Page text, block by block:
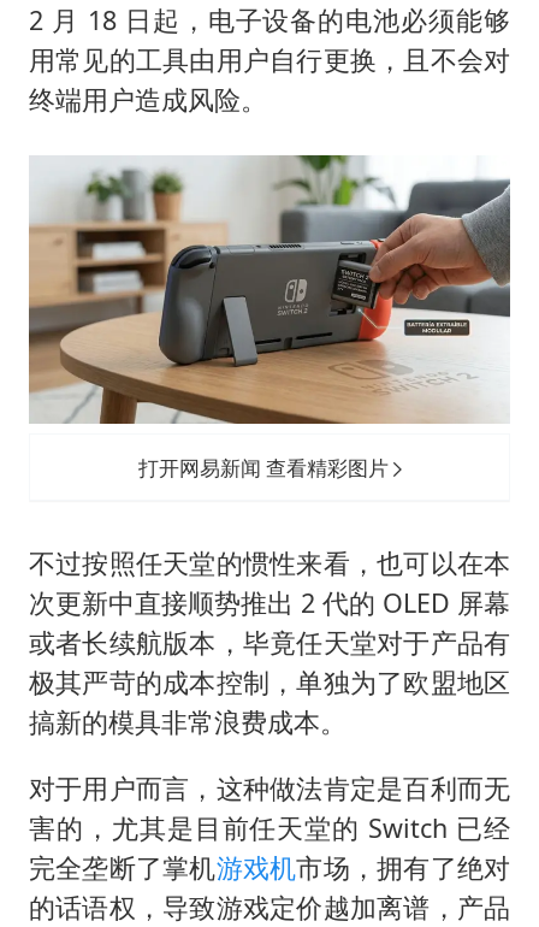
构建更高水平的全民健身公共服务体系
奋力开创中国式现代化建设新局面
2 月 18 日起，电子设备的电池必须能够
用常见的工具由用户自行更换，且不会对
终端用户造成风险。
打开网易新闻 查看精彩图片
不过按照任天堂的惯性来看，也可以在本
次更新中直接顺势推出 2 代的 OLED 屏幕
或者长续航版本，毕竟任天堂对于产品有
极其严苛的成本控制，单独为了欧盟地区
搞新的模具非常浪费成本。
对于用户而言，这种做法肯定是百利而无
害的，尤其是目前任天堂的 Switch 已经
完全垄断了掌机游戏机市场，拥有了绝对
的话语权，导致游戏定价越加离谱，产品